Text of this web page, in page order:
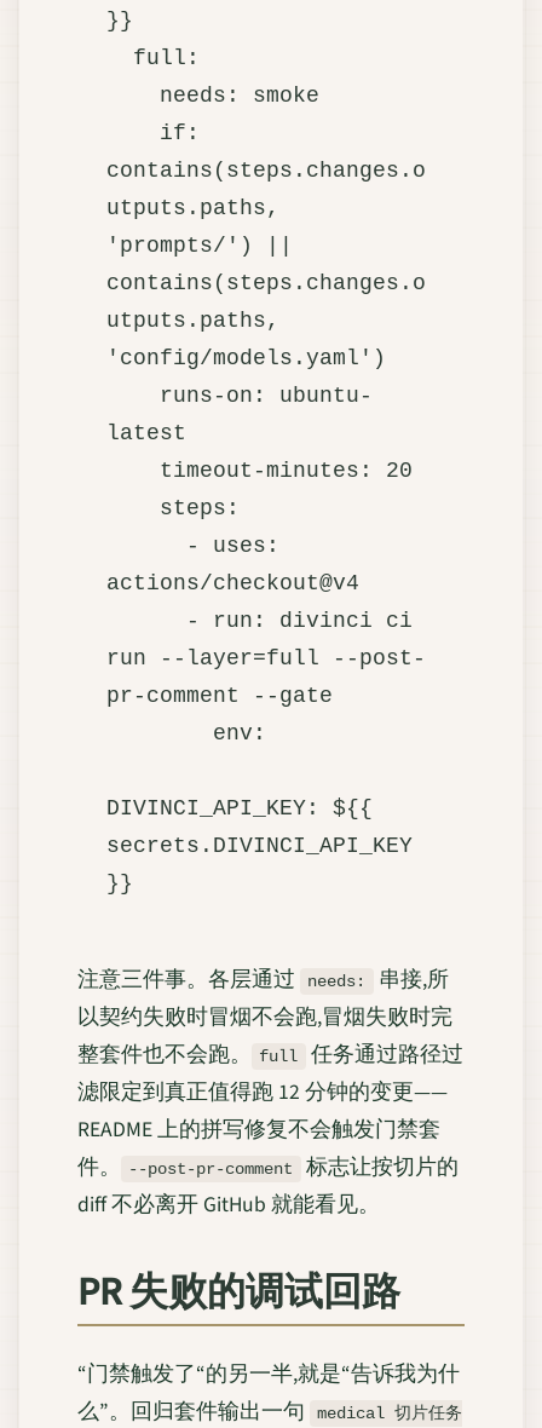
}}
contains(steps.changes.o
utputs.paths,
'prompts/') ||
contains(steps.changes.o
utputs.paths,
'config/models.yaml')
latest
actions/checkout@v4
run --layer=full --post-
pr-comment --gate
DIVINCI_API_KEY: ${{
secrets.DIVINCI_API_KEY
注意三件事。各层通过 needs:
串接,所
以契约失败时冒烟不会跑,冒烟失败时完
整套件也不会跑。
full
任务通过路径过
滤限定到真正值得跑 12 分钟的变更——
README 上的拼写修复不会触发门禁套
件。
--post-pr-comment
标志让按切片的
diff 不必离开 GitHub 就能看见。
PR 失败的调试回路
“门禁触发了“的另一半,就是“告诉我为什
么”。回归套件输出一句
medical 切片任务